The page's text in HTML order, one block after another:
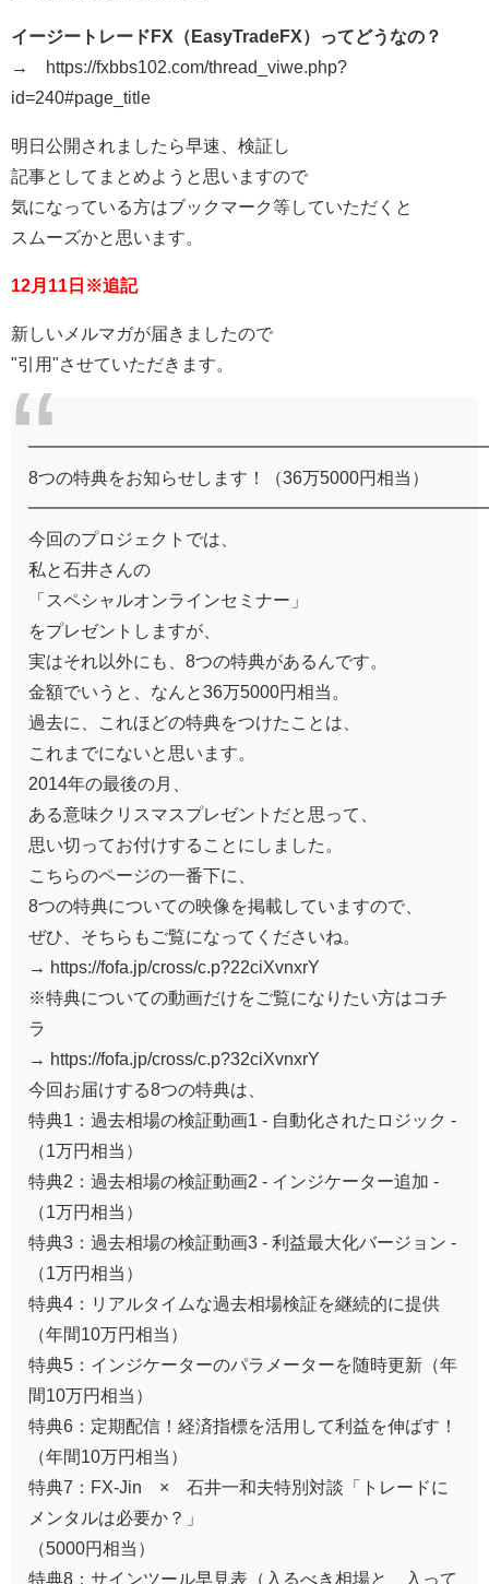
イージートレードFX（EasyTradeFX）ってどうなの？
→ https://fxbbs102.com/thread_viwe.php?
id=240#page_title
明日公開されましたら早速、検証し
記事としてまとめようと思いますので
気になっている方はブックマーク等していただくと
スムーズかと思います。
12月11日※追記
新しいメルマガが届きましたので
"引用"させていただきます。
8つの特典をお知らせします！（36万5000円相当）
今回のプロジェクトでは、
私と石井さんの
「スペシャルオンラインセミナー」
をプレゼントしますが、
実はそれ以外にも、8つの特典があるんです。
金額でいうと、なんと36万5000円相当。
過去に、これほどの特典をつけたことは、
これまでにないと思います。
2014年の最後の月、
ある意味クリスマスプレゼントだと思って、
思い切ってお付けすることにしました。
こちらのページの一番下に、
8つの特典についての映像を掲載していますので、
ぜひ、そちらもご覧になってくださいね。
→ https://fofa.jp/cross/c.p?22ciXvnxrY
※特典についての動画だけをご覧になりたい方はコチ
ラ
→ https://fofa.jp/cross/c.p?32ciXvnxrY
今回お届けする8つの特典は、
特典1：過去相場の検証動画1 - 自動化されたロジック -
（1万円相当）
特典2：過去相場の検証動画2 - インジケーター追加 -
（1万円相当）
特典3：過去相場の検証動画3 - 利益最大化バージョン -
（1万円相当）
特典4：リアルタイムな過去相場検証を継続的に提供
（年間10万円相当）
特典5：インジケーターのパラメーターを随時更新（年
間10万円相当）
特典6：定期配信！経済指標を活用して利益を伸ばす！
（年間10万円相当）
特典7：FX-Jin × 石井一和夫特別対談「トレードに
メンタルは必要か？」
（5000円相当）
特典8：サインツール早見表（入るべき相場と、入って